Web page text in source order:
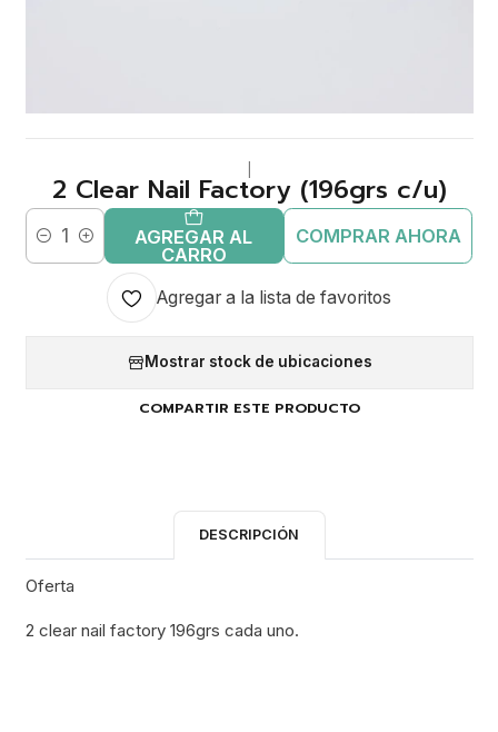
2 Clear Nail Factory (196grs c/u)
Cantidad
AGREGAR AL
CARRO
COMPRAR AHORA
Agregar a la lista de favoritos
Mostrar stock de ubicaciones
COMPARTIR ESTE PRODUCTO
DESCRIPCIÓN
Oferta
2 clear nail factory 196grs cada uno.